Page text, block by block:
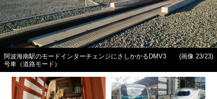
阿波海南駅のモードインターチェンジにさしかかるDMV3
号車（道路モード）
(画像 23/23)